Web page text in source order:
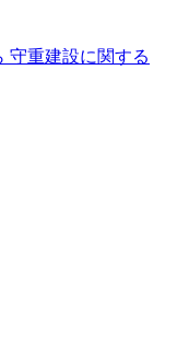
守重建設に関する